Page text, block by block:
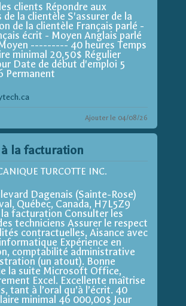
clients Répondre aux
de la clientèle S'assurer de la
de la clientèle Français parlé -
écrit - Moyen Anglais parlé
--------- 40 heures Temps
minimal 20,50$ Régulier
Date de début d'emploi 5
Permanent
Ajouter le 04/08/26
la facturation
TURCOTTE INC.
Dagenais (Sainte-Rose)
Québec, Canada, H7L5Z9
facturation Consulter les
techniciens Assurer le respect
contractuelles, Aisance avec
Expérience en
comptabilité administrative
(un atout). Bonne
la suite Microsoft Office,
Excel. Excellente maîtrise
tant à l’oral qu’à l’écrit. 40
minimal 46 000,00$ Jour